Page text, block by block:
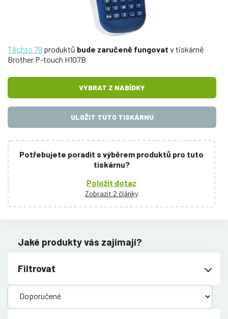
Těchto 79 produktů bude zaručeně fungovat v tiskárně
Brother P-touch H107B
VYBRAT Z NABÍDKY
ULOŽIT TUTO TISKÁRNU
Potřebujete poradit s výběrem produktů pro tuto
tiskárnu?
Položit dotaz
Zobrazit 2 články
Jaké produkty vás zajímají?
Filtrovat